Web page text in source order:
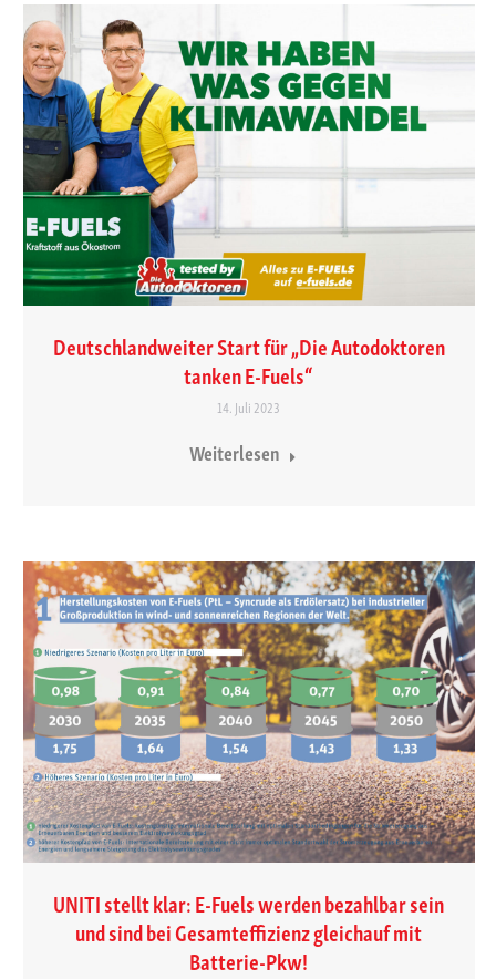
Deutschlandweiter Start für „Die Autodoktoren
tanken E-Fuels“
14. Juli 2023
Weiterlesen
UNITI stellt klar: E-Fuels werden bezahlbar sein
und sind bei Gesamteffizienz gleichauf mit
Batterie-Pkw!